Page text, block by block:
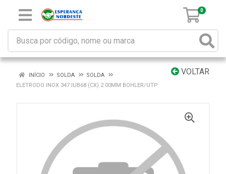
0
VOLTAR
INÍCIO SOLDA
SOLDA
ELETRODO INOX 347 IUB68 (CX) 2.00MM BOHLER/UTP